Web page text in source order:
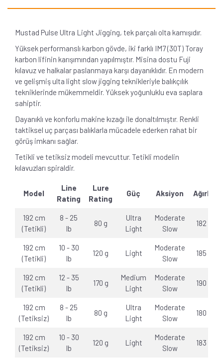
Mustad Pulse Ultra Light Jigging, tek parçalı olta kamışıdır.
Yüksek performanslı karbon gövde, iki farklı IM7 (30T) Toray
karbon lifinin karışımından yapılmıştır. Misina dostu Fuji
kılavuz ve halkalar paslanmaya karşı dayanıklıdır. En modern
ve gelişmiş ulta light slow jigging teknikleriyle balıkçılık
tekniklerinde mükemmeldir. Yüksek yoğunluklu eva saplara
sahiptir.
Dayanıklı ve konforlu makine kızağı ile donaltılmıştır. Renkli
taktiksel uç parçası balıklarla mücadele ederken rahat bir
görüş imkanı sağlar.
Tetikli ve tetiksiz modeli mevcuttur. Tetikli modelin
kılavuzları spiraldir.
Model
Line
Rating
Lure
Rating
Güç Aksiyon Ağırlık
192 cm
(Tetikli)
8 - 25
lb
80 g
Ultra
Light
Moderate
Slow
182 g
192 cm
(Tetikli)
10 - 30
lb
120 g Light
Moderate
Slow
185 g
192 cm
(Tetikli)
12 - 35
lb
170 g
Medium
Light
Moderate
Slow
190 g
192 cm
(Tetiksiz)
8 - 25
lb
80 g
Ultra
Light
Moderate
Slow
180 g
192 cm
(Tetiksiz)
10 - 30
lb
120 g Light
Moderate
Slow
183 g